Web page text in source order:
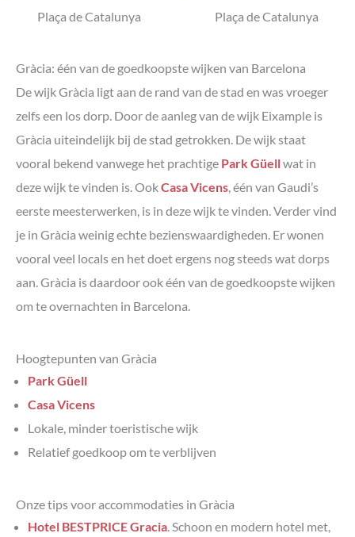
Gràcia: één van de goedkoopste wijken van Barcelona
De wijk Gràcia ligt aan de rand van de stad en was vroeger
zelfs een los dorp. Door de aanleg van de wijk Eixample is
Gràcia uiteindelijk bij de stad getrokken. De wijk staat
vooral bekend vanwege het prachtige Park Güellwat in
deze wijk te vinden is. OokCasa Vicens, één van Gaudi’s
eerste meesterwerken, is in deze wijk te vinden. Verder vind
je in Gràcia weinig echte bezienswaardigheden. Er wonen
vooral veel locals en het doet ergens nog steeds wat dorps
aan. Gràcia is daardoor ook één van de goedkoopste wijken
om te overnachten in Barcelona.
Hoogtepunten van Gràcia
Park Güell
Casa Vicens
Lokale, minder toeristische wijk
Relatief goedkoop om te verblijven
Onze tips voor accommodaties in Gràcia
Hotel BESTPRICE Gracia . Schoon en modern hotel met,